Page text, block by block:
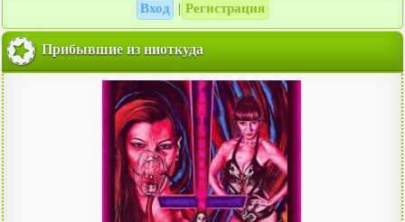
Вход Регистрация
Прибывшие из ниоткуда